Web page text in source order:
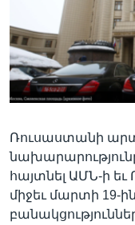
Լեզուներ
Ռուսաստանի
հայտնել ԱՄՆ-ի
միջեւ մարտի 19-